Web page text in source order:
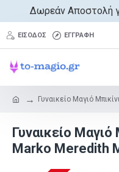
Δωρεάν Αποστολή
ΕΊΣΟΔΟΣ ΕΓΓΡΑΦΉ
Γυναικείο Μαγιό
Γυναικείο
Marko Meredith